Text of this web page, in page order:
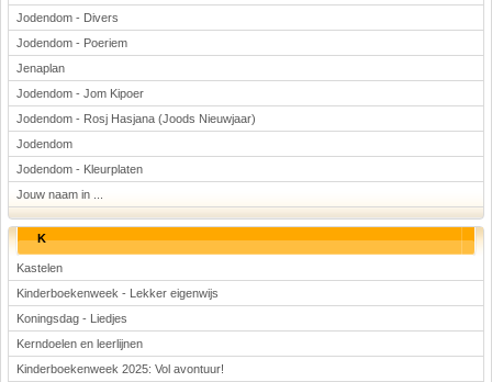
Jodendom - Divers
Jodendom - Poeriem
Jenaplan
Jodendom - Jom Kipoer
Jodendom - Rosj Hasjana (Joods Nieuwjaar)
Jodendom
Jodendom - Kleurplaten
Jouw naam in ...
K
Kastelen
Kinderboekenweek - Lekker eigenwijs
Koningsdag - Liedjes
Kerndoelen en leerlijnen
Kinderboekenweek 2025: Vol avontuur!